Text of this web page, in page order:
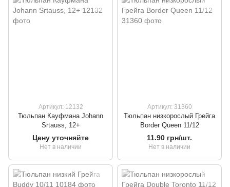
Артикул: 12132
Тюльпан Кауфмана Johann
Srtauss, 12+
Цену уточняйте
Нет в наличии
Артикул: 31360
Тюльпан низкорослый Грейга
Border Queen 11/12
11.90 грн/шт.
Нет в наличии